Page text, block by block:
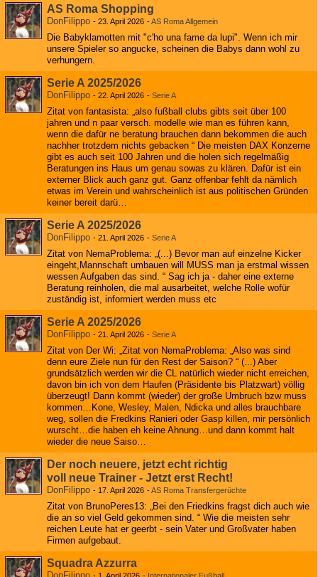
AS Roma Shopping
DonFilippo - 23. April 2026 -AS Roma Allgemein
Die Babyklamotten mit "c'ho una fame da lupi". Wenn ich mir
unsere Spieler so angucke, scheinen die Babys dann wohl zu
verhungern.
Serie A 2025/2026
DonFilippo - 22. April 2026 - Serie A
Zitat von fantasista: „also fußball clubs gibts seit über 100
jahren und n paar versch. modelle wie man es führen kann,
wenn die dafür ne beratung brauchen dann bekommen die auch
nachher trotzdem nichts gebacken “ Die meisten DAX Konzerne
gibt es auch seit 100 Jahren und die holen sich regelmäßig
Beratungen ins Haus um genau sowas zu klären. Dafür ist ein
externer Blick auch ganz gut. Ganz offenbar fehlt da nämlich
etwas im Verein und wahrscheinlich ist aus politischen Gründen
keiner bereit darü…
Serie A 2025/2026
DonFilippo - 21. April 2026 - Serie A
Zitat von NemaProblema: „(...) Bevor man auf einzelne Kicker
eingeht,Mannschaft umbauen will MUSS man ja erstmal wissen
wessen Aufgaben das sind. “ Sag ich ja - daher eine externe
Beratung reinholen, die mal ausarbeitet, welche Rolle wofür
zuständig ist, informiert werden muss etc
Serie A 2025/2026
DonFilippo - 21. April 2026 - Serie A
Zitat von Der Wi: „Zitat von NemaProblema: „Also was sind
denn eure Ziele nun für den Rest der Saison? “ (...) Aber
grundsätzlich werden wir die CL natürlich wieder nicht erreichen,
davon bin ich von dem Haufen (Präsidente bis Platzwart) völlig
überzeugt! Dann kommt (wieder) der große Umbruch bzw muss
kommen…Kone, Wesley, Malen, Ndicka und alles brauchbare
weg, sollen die Fredkins Ranieri oder Gasp killen, mir persönlich
wurscht…die haben eh keine Ahnung…und dann kommt halt
wieder die neue Saiso…
Der noch neuere, jetzt echt richtig
voll neue Trainer - Jetzt erst Recht!
DonFilippo - 17. April 2026 -AS Roma Transfergerüchte
Zitat von BrunoPeres13: „Bei den Friedkins fragst dich auch wie
die an so viel Geld gekommen sind. “ Wie die meisten sehr
reichen Leute hat er geerbt - sein Vater und Großvater haben
Firmen aufgebaut.
Squadra Azzurra